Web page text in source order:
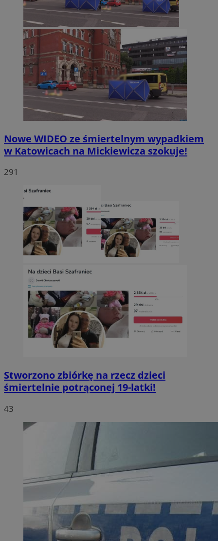
Nowe WIDEO ze śmiertelnym wypadkiem
w Katowicach na Mickiewicza szokuje!
291
Stworzono zbiórkę na rzecz dzieci
śmiertelnie potrąconej 19-latki!
43